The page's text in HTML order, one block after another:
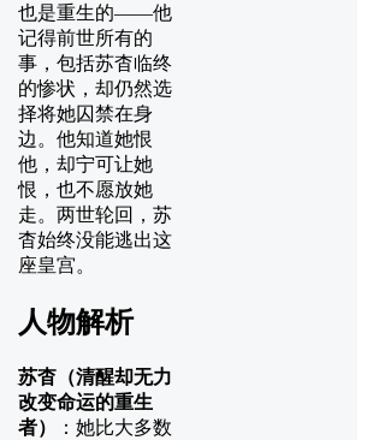
也是重生的——他
记得前世所有的
事，包括苏杳临终
的惨状，却仍然选
择将她囚禁在身
边。他知道她恨
他，却宁可让她
恨，也不愿放她
走。两世轮回，苏
杳始终没能逃出这
座皇宫。
人物解析
苏杳（清醒却无力
改变命运的重生
者）
：她比大多数